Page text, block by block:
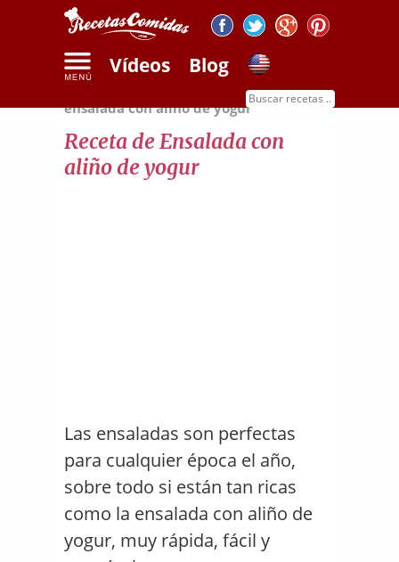
Vídeos Blog
Receta de
ensalada con aliño de yogur
Receta de Ensalada con
aliño de yogur
Las ensaladas son perfectas
para cualquier época el año,
sobre todo si están tan ricas
como la ensalada con aliño de
yogur, muy rápida, fácil y